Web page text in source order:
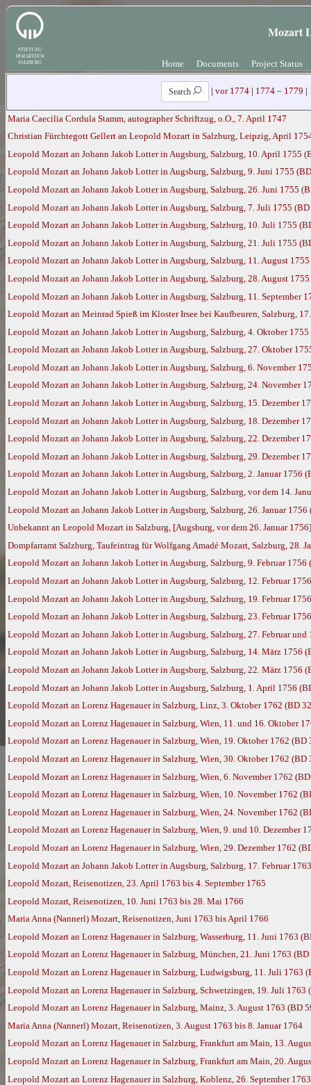
Mozart
Home Documents Project Status
Search | vor 1774 | 1774 – 1779 |
Maria Caecilia Cordula Stamm, autographer Schriftzug, o.O., 7. April 1747
Christian Fürchtegott Gellert an Leopold Mozart in Salzburg, Leipzig, April
Leopold Mozart an Johann Jakob Lotter in Augsburg, Salzburg, 10. April 1755
Leopold Mozart an Johann Jakob Lotter in Augsburg, Salzburg, 9. Juni 1755
Leopold Mozart an Johann Jakob Lotter in Augsburg, Salzburg, 26. Juni 1755
Leopold Mozart an Johann Jakob Lotter in Augsburg, Salzburg, 7. Juli 1755
Leopold Mozart an Johann Jakob Lotter in Augsburg, Salzburg, 10. Juli 1755
Leopold Mozart an Johann Jakob Lotter in Augsburg, Salzburg, 21. Juli 1755
Leopold Mozart an Johann Jakob Lotter in Augsburg, Salzburg, 11. August
Leopold Mozart an Johann Jakob Lotter in Augsburg, Salzburg, 28. August
Leopold Mozart an Johann Jakob Lotter in Augsburg, Salzburg, 11. September
Leopold Mozart an Meinrad Spieß im Kloster Irsee bei Kaufbeuren, Salzburg,
Leopold Mozart an Johann Jakob Lotter in Augsburg, Salzburg, 4. Oktober
Leopold Mozart an Johann Jakob Lotter in Augsburg, Salzburg, 27. Oktober
Leopold Mozart an Johann Jakob Lotter in Augsburg, Salzburg, 6. November
Leopold Mozart an Johann Jakob Lotter in Augsburg, Salzburg, 24. November
Leopold Mozart an Johann Jakob Lotter in Augsburg, Salzburg, 15. Dezember
Leopold Mozart an Johann Jakob Lotter in Augsburg, Salzburg, 18. Dezember
Leopold Mozart an Johann Jakob Lotter in Augsburg, Salzburg, 22. Dezember
Leopold Mozart an Johann Jakob Lotter in Augsburg, Salzburg, 29. Dezember
Leopold Mozart an Johann Jakob Lotter in Augsburg, Salzburg, 2. Januar 1756
Leopold Mozart an Johann Jakob Lotter in Augsburg, Salzburg, vor dem 14.
Leopold Mozart an Johann Jakob Lotter in Augsburg, Salzburg, 26. Januar 1756
Unbekannt an Leopold Mozart in Salzburg, [Augsburg, vor dem 26. Januar
Dompfarramt Salzburg, Taufeintrag für Wolfgang Amadé Mozart, Salzburg, 28.
Leopold Mozart an Johann Jakob Lotter in Augsburg, Salzburg, 9. Februar 1756
Leopold Mozart an Johann Jakob Lotter in Augsburg, Salzburg, 12. Februar
Leopold Mozart an Johann Jakob Lotter in Augsburg, Salzburg, 19. Februar
Leopold Mozart an Johann Jakob Lotter in Augsburg, Salzburg, 23. Februar
Leopold Mozart an Johann Jakob Lotter in Augsburg, Salzburg, 27. Februar und
Leopold Mozart an Johann Jakob Lotter in Augsburg, Salzburg, 14. März 1756
Leopold Mozart an Johann Jakob Lotter in Augsburg, Salzburg, 22. März 1756
Leopold Mozart an Johann Jakob Lotter in Augsburg, Salzburg, 1. April 1756
Leopold Mozart an Lorenz Hagenauer in Salzburg, Linz, 3. Oktober 1762 (BD
Leopold Mozart an Lorenz Hagenauer in Salzburg, Wien, 11. und 16. Oktober
Leopold Mozart an Lorenz Hagenauer in Salzburg, Wien, 19. Oktober 1762 (BD
Leopold Mozart an Lorenz Hagenauer in Salzburg, Wien, 30. Oktober 1762 (BD
Leopold Mozart an Lorenz Hagenauer in Salzburg, Wien, 6. November 1762
Leopold Mozart an Lorenz Hagenauer in Salzburg, Wien, 10. November 1762
Leopold Mozart an Lorenz Hagenauer in Salzburg, Wien, 24. November 1762
Leopold Mozart an Lorenz Hagenauer in Salzburg, Wien, 9. und 10. Dezember
Leopold Mozart an Lorenz Hagenauer in Salzburg, Wien, 29. Dezember 1762
Leopold Mozart an Johann Jakob Lotter in Augsburg, Salzburg, 17. Februar
Leopold Mozart, Reisenotizen, 23. April 1763 bis 4. September 1765
Leopold Mozart, Reisenotizen, 10. Juni 1763 bis 28. Mai 1766
Maria Anna (Nannerl) Mozart, Reisenotizen, Juni 1763 bis April 1766
Leopold Mozart an Lorenz Hagenauer in Salzburg, Wasserburg, 11. Juni 1763
Leopold Mozart an Lorenz Hagenauer in Salzburg, München, 21. Juni 1763 (BD
Leopold Mozart an Lorenz Hagenauer in Salzburg, Ludwigsburg, 11. Juli 1763
Leopold Mozart an Lorenz Hagenauer in Salzburg, Schwetzingen, 19. Juli 1763
Leopold Mozart an Lorenz Hagenauer in Salzburg, Mainz, 3. August 1763 (BD
Maria Anna (Nannerl) Mozart, Reisenotizen, 3. August 1763 bis 8. Januar 1764
Leopold Mozart an Lorenz Hagenauer in Salzburg, Frankfurt am Main, 13.
Leopold Mozart an Lorenz Hagenauer in Salzburg, Frankfurt am Main, 20.
Leopold Mozart an Lorenz Hagenauer in Salzburg, Koblenz, 26. September